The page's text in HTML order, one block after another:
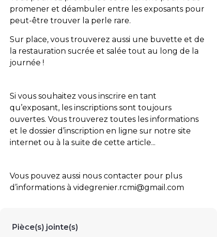
promener et déambuler entre les exposants pour
peut-être trouver la perle rare.
Sur place, vous trouverez aussi une buvette et de
la restauration sucrée et salée tout au long de la
journée !
Si vous souhaitez vous inscrire en tant
qu’exposant, les inscriptions sont toujours
ouvertes. Vous trouverez toutes les informations
et le dossier d’inscription en ligne sur notre site
internet ou à la suite de cette article...
Vous pouvez aussi nous contacter pour plus
d’informations à videgrenier.rcmi@gmail.com
Pièce(s) jointe(s)